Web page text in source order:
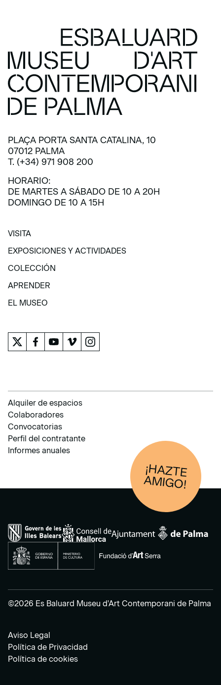
PLAÇA PORTA SANTA CATALINA, 10
07012 PALMA
T. (+34) 971 908 200
HORARIO:
DE MARTES A SÁBADO DE 10 A 20H
DOMINGO DE 10 A 15H
VISITA
VISITA
EXPOSICIONES Y ACTIVIDADES
EXPOSICIONES Y ACTIVIDADES
COLECCIÓN
COLECCIÓN
APRENDER
APRENDER
EL MUSEO
Alquiler de espacios
Colaboradores
Convocatorias
Perfil del contratante
Informes anuales
¡HAZTE
AM
IGO!
©2026 Es Baluard Museu d'Art Contemporani de Palma
Aviso Legal
Política de Privacidad
Política de cookies